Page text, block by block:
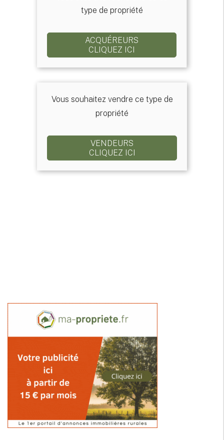
type de propriété
ACQUÉREURS
CLIQUEZ ICI
Vous souhaitez vendre ce type de
propriété
VENDEURS
CLIQUEZ ICI